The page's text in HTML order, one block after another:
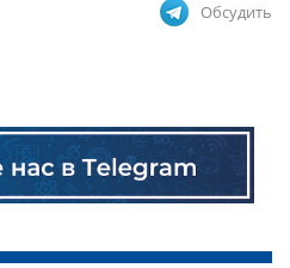
Обсудить